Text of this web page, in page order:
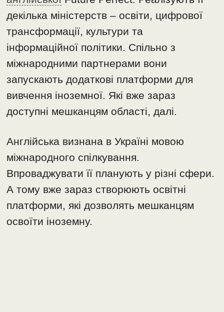
декілька міністерств – освіти, цифрової
трансформації, культури та
інформаційної політики. Спільно з
міжнародними партнерами вони
запускають додаткові платформи для
вивчення іноземної. Які вже зараз
доступні мешканцям області, далі.
Англійська визнана в Україні мовою
міжнародного спілкування.
Впроваджувати її планують у різні сфери.
А тому вже зараз створюють освітні
платформи, які дозволять мешканцям
освоїти іноземну.